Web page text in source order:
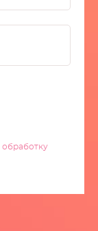
обработку